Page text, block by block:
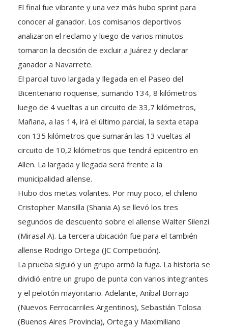
El final fue vibrante y una vez más hubo sprint para
conocer al ganador. Los comisarios deportivos
analizaron el reclamo y luego de varios minutos
tomaron la decisión de excluir a Juárez y declarar
ganador a Navarrete.
El parcial tuvo largada y llegada en el Paseo del
Bicentenario roquense, sumando 134, 8 kilómetros
luego de 4 vueltas a un circuito de 33,7 kilómetros,
Mañana, a las 14, irá el último parcial, la sexta etapa
con 135 kilómetros que sumarán las 13 vueltas al
circuito de 10,2 kilómetros que tendrá epicentro en
Allen. La largada y llegada será frente a la
municipalidad allense.
Hubo dos metas volantes. Por muy poco, el chileno
Cristopher Mansilla (Shania A) se llevó los tres
segundos de descuento sobre el allense Walter Silenzi
(Mirasal A). La tercera ubicación fue para el también
allense Rodrigo Ortega (JC Competición).
La prueba siguió y un grupo armó la fuga. La historia se
dividió entre un grupo de punta con varios integrantes
y el pelotón mayoritario. Adelante, Aníbal Borrajo
(Nuevos Ferrocarriles Argentinos), Sebastián Tolosa
(Buenos Aires Provincia), Ortega y Maximiliano